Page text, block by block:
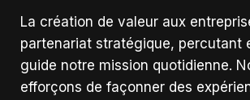
La création de valeur aux
partenariat stratégique, percutant
guide notre mission quotidienne.
efforçons de façonner des